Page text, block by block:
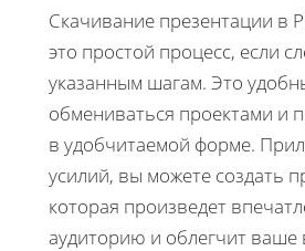
Скачивание презентации в
это простой процесс, если
указанным шагам. Это
обмениваться проектами и
в удобчитаемой форме.
усилий, вы можете создать
которая произведет
аудиторию и облегчит ваше